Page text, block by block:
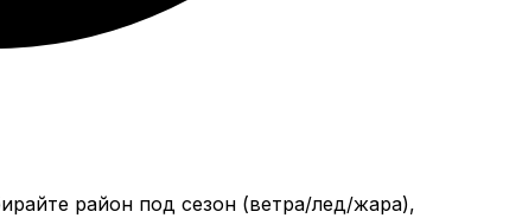
район под сезон (ветра/лед/жара),